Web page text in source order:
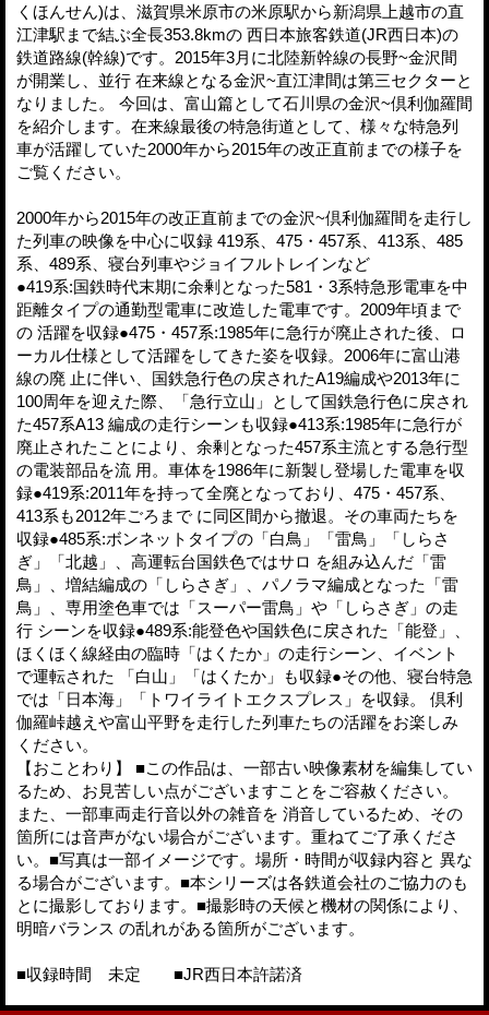
くほんせん)は、滋賀県米原市の米原駅から新潟県上越市の直
江津駅まで結ぶ全長353.8kmの 西日本旅客鉄道(JR西日本)の
鉄道路線(幹線)です。2015年3月に北陸新幹線の長野~金沢間
が開業し、並行 在来線となる金沢~直江津間は第三セクターと
なりました。 今回は、富山篇として石川県の金沢~倶利伽羅間
を紹介します。在来線最後の特急街道として、様々な特急列
車が活躍していた2000年から2015年の改正直前までの様子を
ご覧ください。
2000年から2015年の改正直前までの金沢~倶利伽羅間を走行し
た列車の映像を中心に収録 419系、475・457系、413系、485
系、489系、寝台列車やジョイフルトレインなど
●419系:国鉄時代末期に余剰となった581・3系特急形電車を中
距離タイプの通勤型電車に改造した電車です。2009年頃まで
の 活躍を収録●475・457系:1985年に急行が廃止された後、ロ
ーカル仕様として活躍をしてきた姿を収録。2006年に富山港
線の廃 止に伴い、国鉄急行色の戻されたA19編成や2013年に
100周年を迎えた際、「急行立山」として国鉄急行色に戻され
た457系A13 編成の走行シーンも収録●413系:1985年に急行が
廃止されたことにより、余剰となった457系主流とする急行型
の電装部品を流 用。車体を1986年に新製し登場した電車を収
録●419系:2011年を持って全廃となっており、475・457系、
413系も2012年ごろまで に同区間から撤退。その車両たちを
収録●485系:ボンネットタイプの「白鳥」「雷鳥」「しらさ
ぎ」「北越」、高運転台国鉄色ではサロ を組み込んだ「雷
鳥」、増結編成の「しらさぎ」、パノラマ編成となった「雷
鳥」、専用塗色車では「スーパー雷鳥」や「しらさぎ」の走
行 シーンを収録●489系:能登色や国鉄色に戻された「能登」、
ほくほく線経由の臨時「はくたか」の走行シーン、イベント
で運転された 「白山」「はくたか」も収録●その他、寝台特急
では「日本海」「トワイライトエクスプレス」を収録。 倶利
伽羅峠越えや富山平野を走行した列車たちの活躍をお楽しみ
ください。
【おことわり】 ■この作品は、一部古い映像素材を編集してい
るため、お見苦しい点がございますことをご容赦ください。
また、一部車両走行音以外の雑音を 消音しているため、その
箇所には音声がない場合がございます。重ねてご了承くださ
い。■写真は一部イメージです。場所・時間が収録内容と 異な
る場合がございます。■本シリーズは各鉄道会社のご協力のも
とに撮影しております。■撮影時の天候と機材の関係により、
明暗バランス の乱れがある箇所がございます。
■収録時間 未定 ■JR西日本許諾済